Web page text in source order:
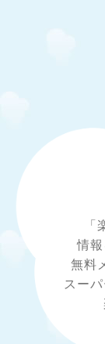
情
無料
スー